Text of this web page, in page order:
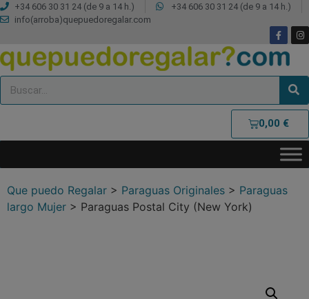
+34 606 30 31 24 (de 9 a 14 h.)
+34 606 30 31 24 (de 9 a 14 h.)
info(arroba)quepuedoregalar.com
0,00 €
Que puedo Regalar > Paraguas Originales > Paraguas
largo Mujer > Paraguas Postal City (New York)